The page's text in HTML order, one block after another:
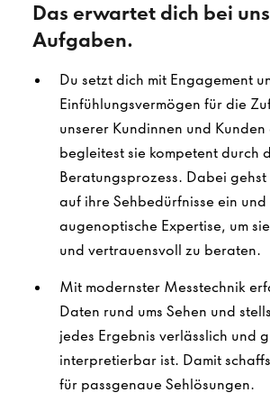
Das erwartet dich bei
Aufgaben.
Du setzt dich mit Engagement
Einfühlungsvermögen für die
unserer Kundinnen und Kunden
begleitest sie kompetent durch
Beratungsprozess. Dabei
auf ihre Sehbedürfnisse ein
augenoptische Expertise, um
und vertrauensvoll zu beraten.
Mit modernster Messtechnik
Daten rund ums Sehen und
jedes Ergebnis verlässlich und
interpretierbar ist. Damit
für passgenaue Sehlösungen.